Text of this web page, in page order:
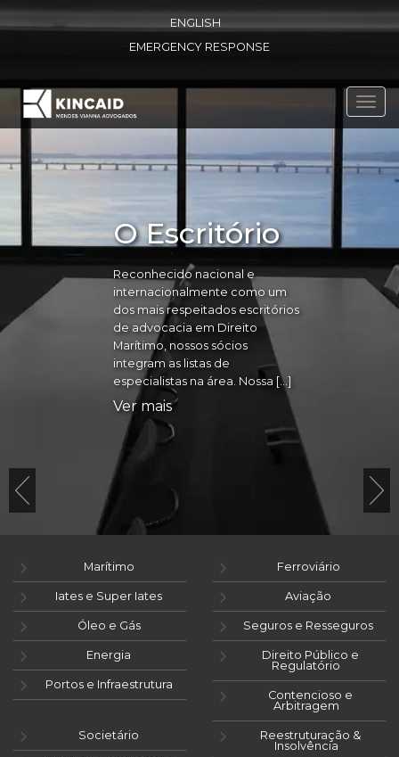
ENGLISH
EMERGENCY RESPONSE
O Escritório
Reconhecido nacional e
internacionalmente como um
dos mais respeitados escritórios
de advocacia em Direito
Marítimo, nossos sócios
integram as listas de
especialistas na área. Nossa […]
Ver mais
Marítimo
Iates e Super Iates
Óleo e Gás
Energia
Portos e Infraestrutura
Ferroviário
Aviação
Seguros e Resseguros
Direito Público e
Regulatório
Contencioso e
Arbitragem
Societário
Reestruturação &
Insolvência